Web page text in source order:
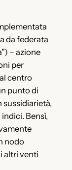
da federata
– azione
per
centro
punto di
sussidiarietà,
Bensì,
nodo
altri venti